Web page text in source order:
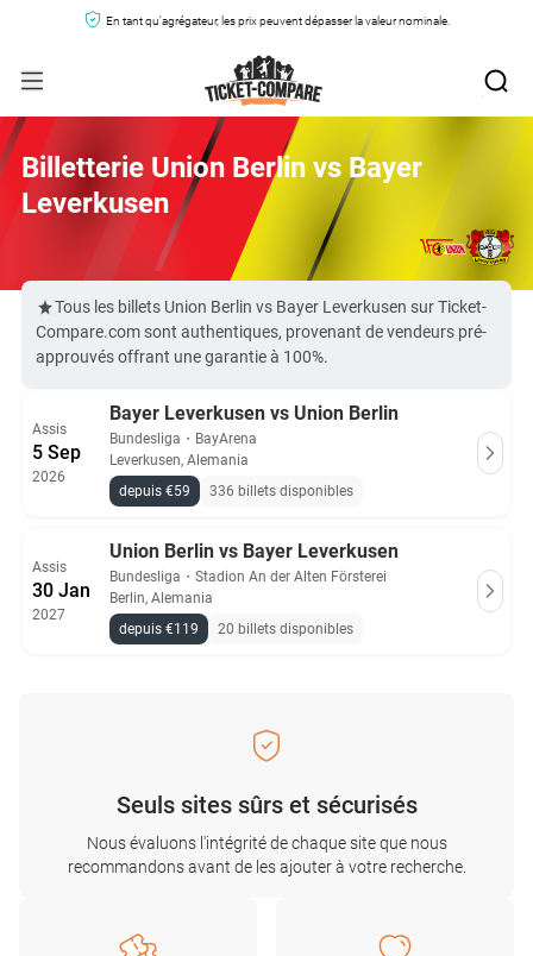
En tant qu'agrégateur, les prix peuvent dépasser la valeur nominale.
Billetterie Union Berlin vs Bayer
Leverkusen
Tous les billets Union Berlin vs Bayer Leverkusen sur Ticket-
Compare.com sont authentiques, provenant de vendeurs pré-
approuvés offrant une garantie à 100%.
Assis
5 Sep
2026
Bayer Leverkusen vs Union Berlin
Bundesliga ・ BayArena
Leverkusen, Alemania
depuis €59
336 billets disponibles
Assis
30 Jan
2027
Union Berlin vs Bayer Leverkusen
Bundesliga ・ Stadion An der Alten Försterei
Berlin, Alemania
depuis €119
20 billets disponibles
Seuls sites sûrs et sécurisés
Nous évaluons l'intégrité de chaque site que nous
recommandons avant de les ajouter à votre recherche.